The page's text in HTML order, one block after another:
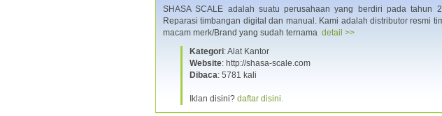
SHASA SCALE adalah suatu perusahaan yang berdiri pada tahun
Reparasi timbangan digital dan manual. Kami adalah distributor resmi
macam merk/Brand yang sudah ternama detail >>
Kategori: Alat Kantor
Website: http://shasa-scale.com
Dibaca: 5781 kali
Iklan disini? daftar disini.